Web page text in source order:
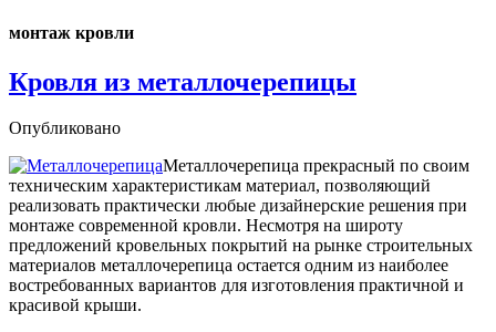
монтаж кровли
Кровля из металлочерепицы
Опубликовано
Металлочерепица прекрасный по своим
техническим характеристикам материал, позволяющий
реализовать практически любые дизайнерские решения при
монтаже современной кровли. Несмотря на широту
предложений кровельных покрытий на рынке строительных
материалов металлочерепица остается одним из наиболее
востребованных вариантов для изготовления практичной и
красивой крыши.